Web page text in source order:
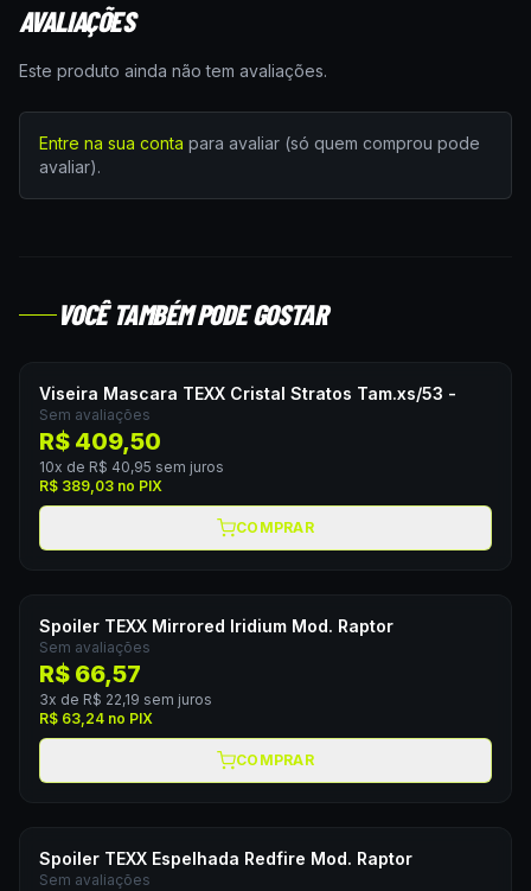
AVALIAÇÕES
Este produto ainda não tem avaliações.
Entre na sua conta para avaliar (só quem comprou pode
avaliar).
VOCÊ TAMBÉM PODE GOSTAR
Viseira Mascara TEXX Cristal Stratos Tam.xs/53 -
Sem avaliações
R$ 409,50
10x de R$ 40,95 sem juros
R$ 389,03 no PIX
COMPRAR
Spoiler TEXX Mirrored Iridium Mod. Raptor
Sem avaliações
R$ 66,57
3x de R$ 22,19 sem juros
R$ 63,24 no PIX
COMPRAR
Spoiler TEXX Espelhada Redfire Mod. Raptor
Sem avaliações